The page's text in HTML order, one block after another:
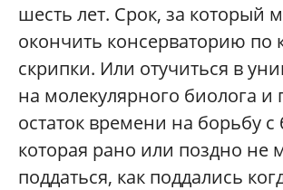
шесть лет. Срок, за который
окончить консерваторию по
скрипки. Или отучиться в
на молекулярного биолога и
остаток времени на борьбу
которая рано или поздно не
поддаться, как поддались